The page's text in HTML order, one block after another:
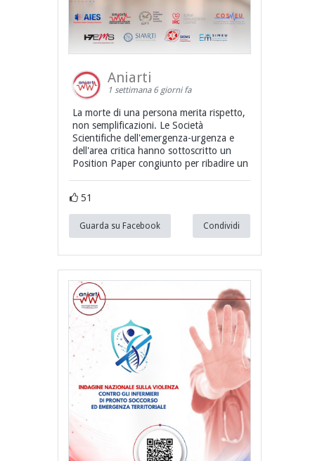
Aniarti
1 settimana 6 giorni fa
La morte di una persona merita rispetto,
non semplificazioni. Le Società
Scientifiche dell'emergenza-urgenza e
dell'area critica hanno sottoscritto un
Position Paper congiunto per ribadire un
51
Guarda su Facebook Condividi